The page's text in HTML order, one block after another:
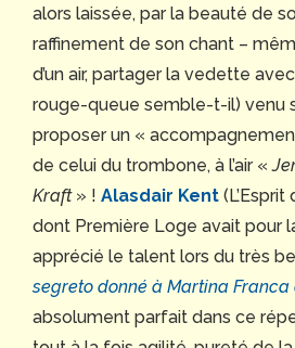
alors laissée, par la beauté de
raffinement de son chant –
d’un air, partager la vedette
rouge-queue semble-t-il) venu
proposer un «
de celui du trombone, à l’air «
Kraft» ! Alasdair Kent
dont Première Loge avait pour
apprécié le talent lors du très
segreto donné à Martina Franca
absolument parfait dans ce